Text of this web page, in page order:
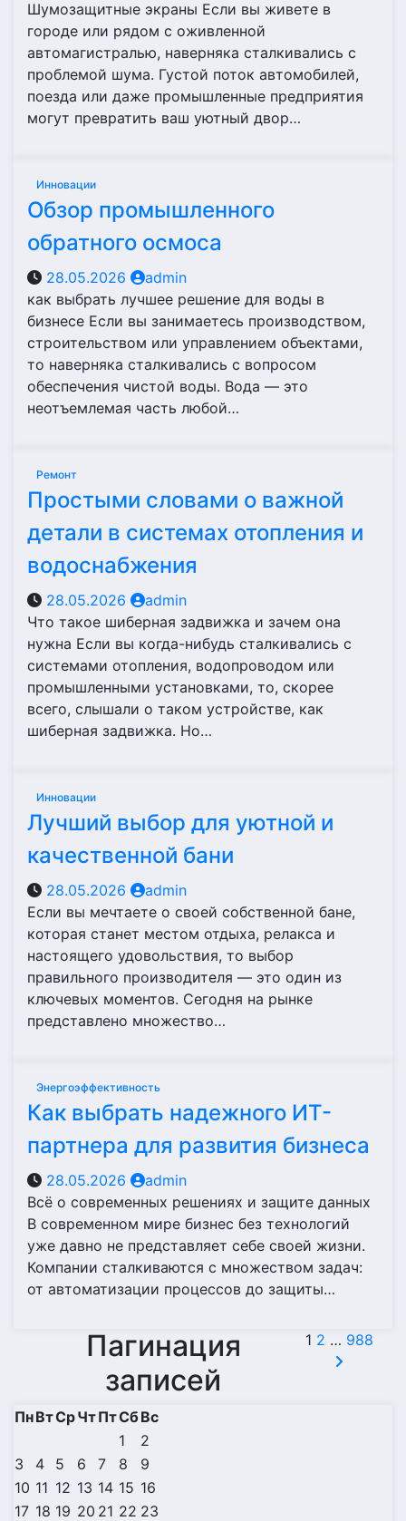
Шумозащитные экраны Если вы живете в
городе или рядом с оживленной
автомагистралью, наверняка сталкивались с
проблемой шума. Густой поток автомобилей,
поезда или даже промышленные предприятия
могут превратить ваш уютный двор…
Инновации
Обзор промышленного
обратного осмоса
28.05.2026
admin
как выбрать лучшее решение для воды в
бизнесе Если вы занимаетесь производством,
строительством или управлением объектами,
то наверняка сталкивались с вопросом
обеспечения чистой воды. Вода — это
неотъемлемая часть любой…
Ремонт
Простыми словами о важной
детали в системах отопления и
водоснабжения
28.05.2026
admin
Что такое шиберная задвижка и зачем она
нужна Если вы когда-нибудь сталкивались с
системами отопления, водопроводом или
промышленными установками, то, скорее
всего, слышали о таком устройстве, как
шиберная задвижка. Но…
Инновации
Лучший выбор для уютной и
качественной бани
28.05.2026
admin
Если вы мечтаете о своей собственной бане,
которая станет местом отдыха, релакса и
настоящего удовольствия, то выбор
правильного производителя — это один из
ключевых моментов. Сегодня на рынке
представлено множество…
Энергоэффективность
Как выбрать надежного ИТ-
партнера для развития бизнеса
28.05.2026
admin
Всё о современных решениях и защите данных
В современном мире бизнес без технологий
уже давно не представляет себе своей жизни.
Компании сталкиваются с множеством задач:
от автоматизации процессов до защиты…
Пагинация
записей
1 2 … 988
ПнВтСрЧтПтСбВс
1
2
3
4 5 6 7 8
9
10 11 12 13 14 15 16
17 18 19 20 21 22 23